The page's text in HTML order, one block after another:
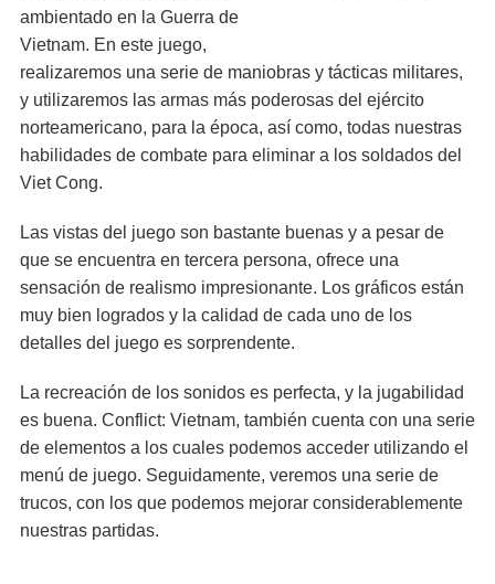
ambientado en la Guerra de
Vietnam. En este juego,
realizaremos una serie de maniobras y tácticas militares,
y utilizaremos las armas más poderosas del ejército
norteamericano, para la época, así como, todas nuestras
habilidades de combate para eliminar a los soldados del
Viet Cong.
Las vistas del juego son bastante buenas y a pesar de
que se encuentra en tercera persona, ofrece una
sensación de realismo impresionante. Los gráficos están
muy bien logrados y la calidad de cada uno de los
detalles del juego es sorprendente.
La recreación de los sonidos es perfecta, y la jugabilidad
es buena. Conflict: Vietnam, también cuenta con una serie
de elementos a los cuales podemos acceder utilizando el
menú de juego. Seguidamente, veremos una serie de
trucos, con los que podemos mejorar considerablemente
nuestras partidas.